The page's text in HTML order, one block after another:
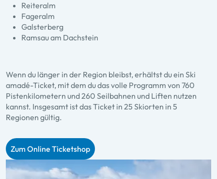
Reiteralm
Fageralm
Galsterberg
Ramsau am Dachstein
Wenn du länger in der Region bleibst, erhältst du ein Ski
amadé-Ticket, mit dem du das volle Programm von 760
Pistenkilometern und 260 Seilbahnen und Liften nutzen
kannst. Insgesamt ist das Ticket in 25 Skiorten in 5
Regionen gültig.
Zum Online Ticketshop